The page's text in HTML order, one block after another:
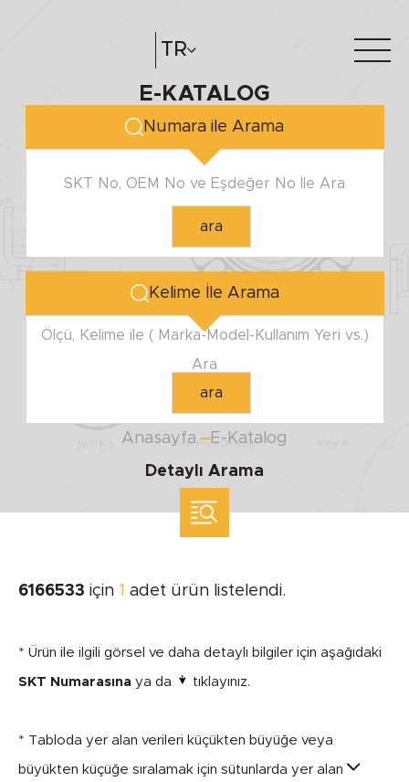
TR
Hakkımızda e-katalog
E-KATALOG
Numara ile Arama
SKT No, OEM No ve Eşdeğer No İle Ara
ara
Kelime İle Arama
Ölçü, Kelime ile ( Marka-Model-Kullanım Yeri vs.)
Ara
ara
Anasayfa
E-Katalog
Detaylı Arama
Minimum
Maximum
YUVA ÇAPI
Minimum
YÜKSEKLİK
Minimum
ölçü ile arama yap
SEGMENT
6166533 için 1 adet ürün listelendi.
* Ürün ile ilgili görsel ve daha detaylı bilgiler için aşağıdaki
SKT Numarasına ya da tıklayınız.
* Tabloda yer alan verileri küçükten büyüğe veya
büyükten küçüğe sıralamak için sütunlarda yer alan